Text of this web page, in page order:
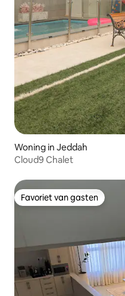
Woning in Jeddah
Cloud9 Chalet
Favoriet van gasten
Favoriet van gasten